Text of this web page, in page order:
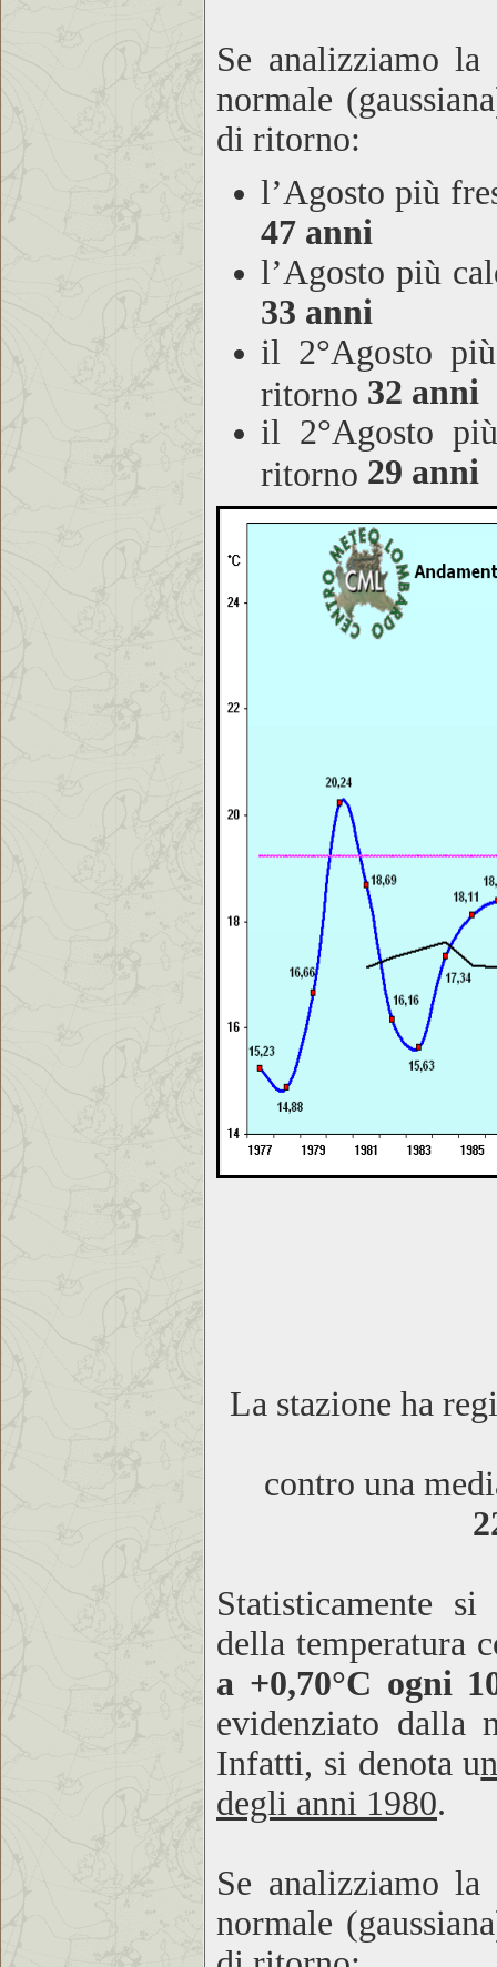
Se analizziamo
normale
di ritorno:
l’Agosto più
47 anni
l’Agosto più
33 anni
il 2°Agosto
ritorno 32 anni
il 2°Agosto
ritorno 29 anni
La stazione ha
contro una
Statisticamente
della temperatura
a +0,70°C ogni
evidenziato
Infatti, si denota u
degli anni 1980.
Se analizziamo
normale